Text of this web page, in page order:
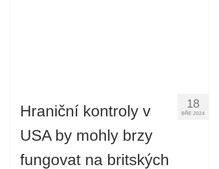
18
BŘE 2024
Hraniční kontroly v
USA by mohly brzy
fungovat na britských